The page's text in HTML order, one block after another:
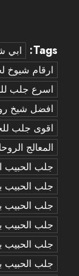
Tags: ‏ابي
ارقام شيوخ
اسرع جلب
افضل شيخ
اقوى جلب
المعالج
جلب الحبيب
جلب الحبيب
جلب الحبيب
جلب الحبيب
جلب الحبيب
جلب الحبيب